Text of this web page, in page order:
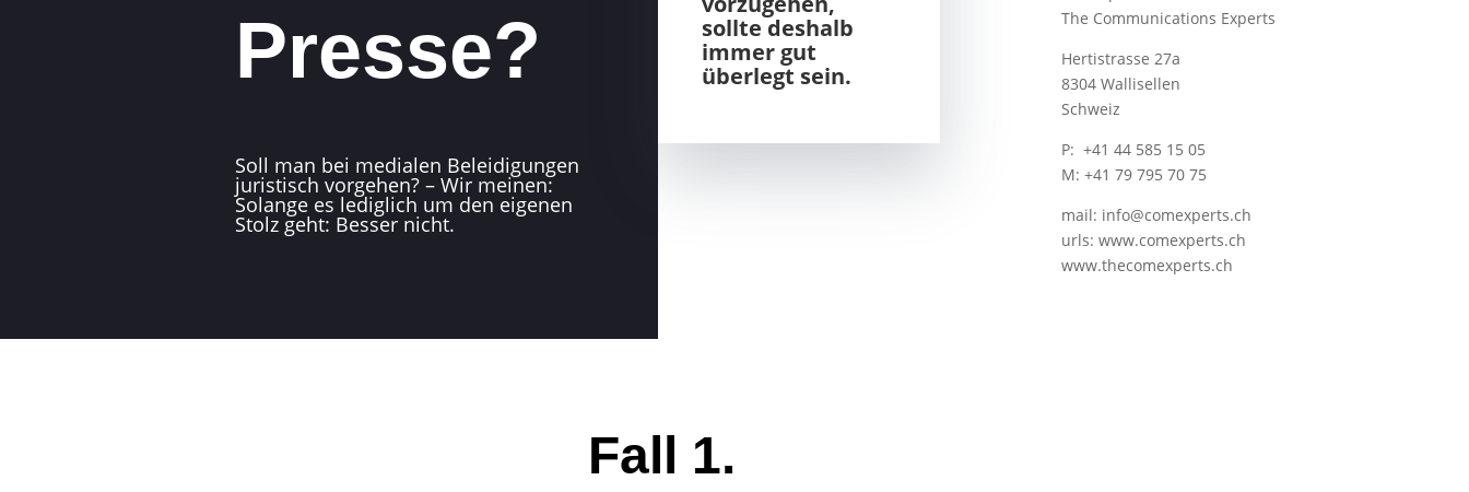
Presse?
Soll man bei medialen Beleidigungen
juristisch vorgehen? – Wir meinen:
Solange es lediglich um den eigenen
Stolz geht: Besser nicht.
sollte deshalb
immer gut
überlegt sein.
Fall 1.
The Communications Experts
Hertistrasse 27a
8304 Wallisellen
Schweiz
P: +41 44 585 15 05
M: +41 79 795 70 75
mail: info@comexperts.ch
urls: www.comexperts.ch
www.thecomexperts.ch